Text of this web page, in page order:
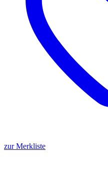
zur Merkliste